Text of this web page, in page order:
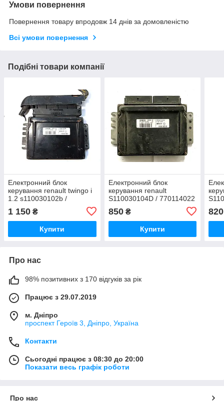
Умови повернення
Повернення товару впродовж 14 днів за домовленістю
Всі умови повернення
Подібні товари компанії
Електронний блок
керування renault twingo i
1.2 s110030102b /
1 150 ₴
Купити
Електронний блок
керування renault
S110030104D / 770114022
850₴
Купити
102
820
Про нас
98% позитивних з 170 відгуків за рік
Працює з 29.07.2019
м. Дніпро
проспект Героїв 3, Дніпро, Україна
Контакти
Сьогодні працює з 08:30 до 20:00
Показати весь графік роботи
Про нас